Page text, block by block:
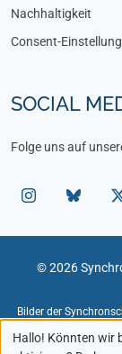
Nachhaltigkeit
Consent-
SOCIAL
Folge uns auf
© 2026
Bilder der
Bildmaterial zu
Hallo! Könnten wir